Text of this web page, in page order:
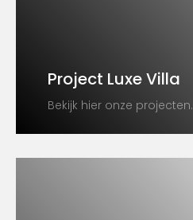
Project Luxe Villa
Bekijk hier onze projecten.